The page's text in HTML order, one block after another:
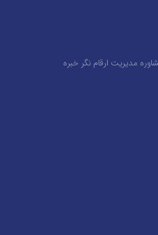
مدیریت ارقام نگر خبره